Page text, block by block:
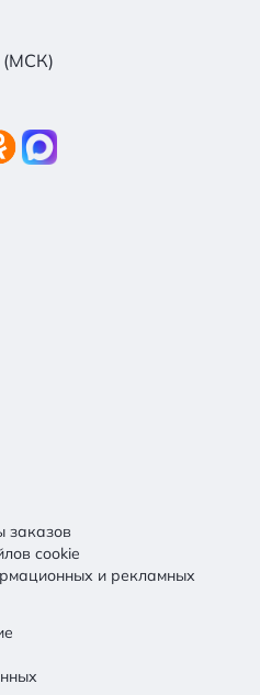
(МСК)
заказов
cookie
и рекламных